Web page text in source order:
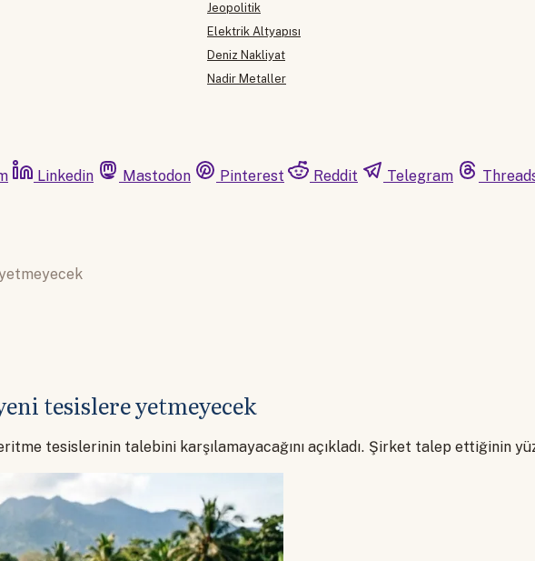
Jeopolitik
Elektrik Altyapısı
Deniz Nakliyat
Nadir Metaller
Linkedin Mastodon Pinterest Reddit Telegram
tesislere yetmeyecek
tesislerinin talebini karşılamayacağını açıkladı. Şirket talep ettiğinin